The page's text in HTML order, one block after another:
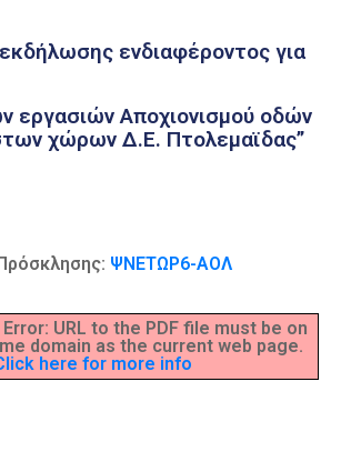
ενδιαφέροντος για
εργασιών Αποχιονισμού οδών
χώρων Δ.Ε. Πτολεμαϊδας”
ΨΝΕΤΩΡ6-ΑΟΛ
URL to the PDF file must be on
domain as the current web page.
here for more info